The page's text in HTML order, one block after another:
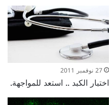
27 نوفمبر 2011
اختبار الكبد .. استعد للمواجهة.